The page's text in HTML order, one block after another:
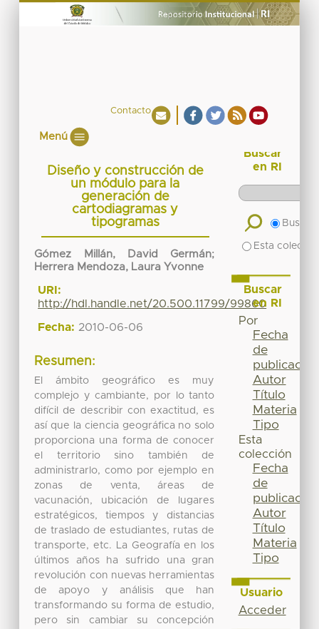
Contacto
Menú
Diseño y construcción de
un módulo para la
generación de
cartodiagramas y
tipogramas
Gómez Millán, David Germán;
Herrera Mendoza, Laura Yvonne
URI:
http://hdl.handle.net/20.500.11799/99860
Fecha: 2010-06-06
Resumen:
El ámbito geográfico es muy
complejo y cambiante, por lo tanto
difícil de describir con exactitud, es
así que la ciencia geográfica no solo
proporciona una forma de conocer
el territorio sino también de
administrarlo, como por ejemplo en
zonas de venta, áreas de
vacunación, ubicación de lugares
estratégicos, tiempos y distancias
de traslado de estudiantes, rutas de
transporte, etc. La Geografía en los
últimos años ha sufrido una gran
revolución con nuevas herramientas
de apoyo y análisis que han
transformando su forma de estudio,
pero sin cambiar su concepción
Buscar
en RI
Buscar
Esta
Buscar
en RI
Por
Fecha
de
publicación
Autor
Título
Materia
Tipo
Esta
colección
Fecha
de
publicación
Autor
Título
Materia
Tipo
Usuario
Acceder